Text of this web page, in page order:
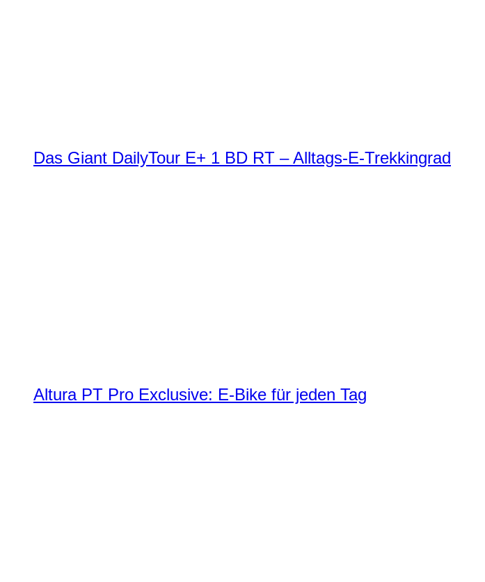
Das Giant DailyTour E+ 1 BD RT – Alltags-E-Trekkingrad
Altura PT Pro Exclusive: E-Bike für jeden Tag